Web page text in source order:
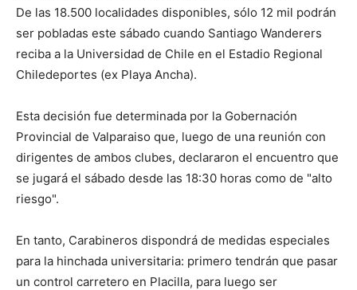
De las 18.500 localidades disponibles, sólo 12 mil podrán
ser pobladas este sábado cuando Santiago Wanderers
reciba a la Universidad de Chile en el Estadio Regional
Chiledeportes (ex Playa Ancha).
Esta decisión fue determinada por la Gobernación
Provincial de Valparaiso que, luego de una reunión con
dirigentes de ambos clubes, declararon el encuentro que
se jugará el sábado desde las 18:30 horas como de "alto
riesgo".
En tanto, Carabineros dispondrá de medidas especiales
para la hinchada universitaria: primero tendrán que pasar
un control carretero en Placilla, para luego ser